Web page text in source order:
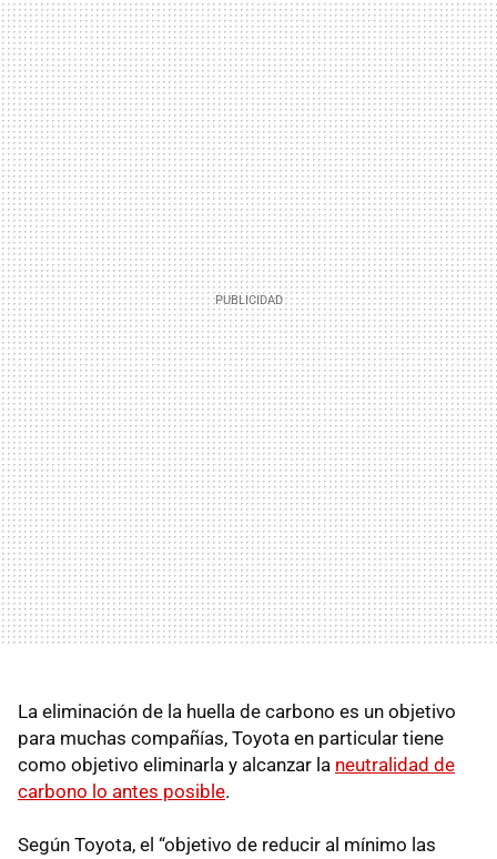
La eliminación de la huella de carbono es un objetivo
para muchas compañías, Toyota en particular tiene
como objetivo eliminarla y alcanzar la neutralidad de
carbono lo antes posible.
Según Toyota, el “objetivo de reducir al mínimo las